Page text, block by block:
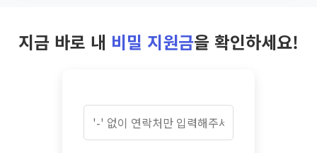
지금 바로 내 비밀 지원금을 확인하세요!